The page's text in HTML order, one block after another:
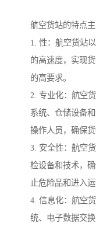
航空货站的特点
1. 性：航空货站
的高速度，实现
的高要求。
2. 专业化：航空
系统、仓储设备
操作人员，确保货
3. 安全性：航空
检设备和技术，
止危险品和进入运
4. 信息化：航空
统、电子数据交